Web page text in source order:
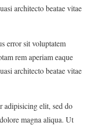
architecto beatae vitae
error sit voluptatem
rem aperiam eaque
architecto beatae vitae
adipisicing elit, sed do
magna aliqua. Ut